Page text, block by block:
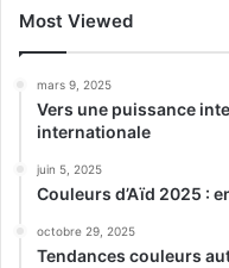
Most Viewed
mars 9, 2025
Vers une puissance
internationale
juin 5, 2025
Couleurs d’Aïd 2025 :
octobre 29, 2025
Tendances couleurs